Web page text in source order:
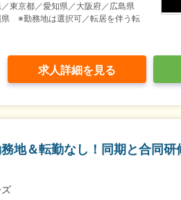
東京都／愛知県／大阪府／広島県
県 ※勤務地は選択可／転居を伴う転
求人詳細を見る
務地＆転勤なし！同期と合同